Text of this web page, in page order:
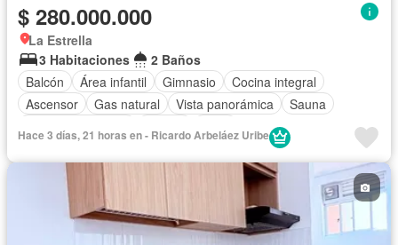
$ 280.000.000
La Estrella
3 Habitaciones
2 Baños
Balcón
Área infantil Gimnasio
Cocina integral
Ascensor
Gas natural Vista panorámica
Sauna
Hace 3 días, 21 horas en - Ricardo Arbeláez Uribe